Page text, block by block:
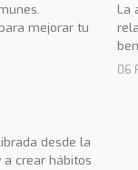
mejorar tu
La
06
desde la
a crear hábitos